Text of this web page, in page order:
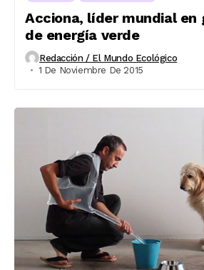
Acciona, líder mundial en
de energía verde
Redacción / El Mundo Ecológico
1 De Noviembre De 2015